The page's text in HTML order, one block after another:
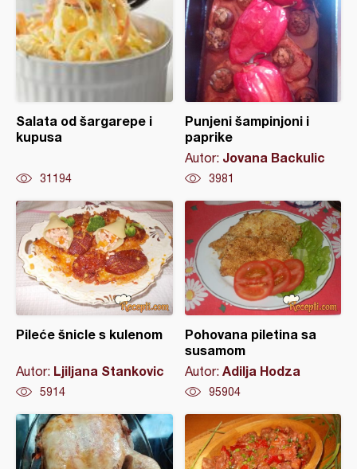
Salata od šargarepe i
kupusa
31194
Punjeni šampinjoni i
paprike
Autor: Jovana Backulic
3981
Pileće šnicle s kulenom
Autor: Ljiljana Stankovic
5914
Pohovana piletina sa
susamom
Autor: Adilja Hodza
95904